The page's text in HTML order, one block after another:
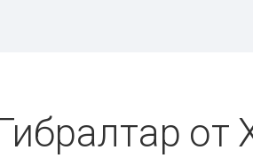
от